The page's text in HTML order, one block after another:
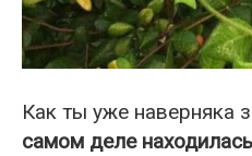
Как ты уже наверняка
самом деле